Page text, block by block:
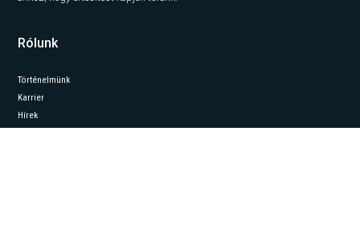
Rólunk
Történelmünk
Karrier
Hírek